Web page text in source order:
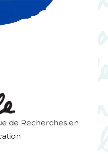
de Recherches en